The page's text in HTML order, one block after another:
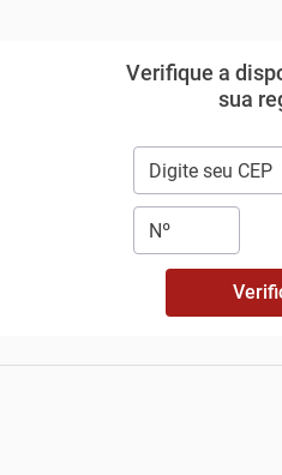
Verifique a
sua